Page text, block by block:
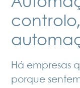
Há empresas
porque